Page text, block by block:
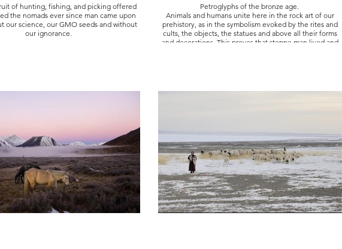
of hunting, fishing, and picking offered
the nomads ever since man came upon
our science, our GMO seeds and without
our ignorance.
固於時間中的狩獵採集者, 2005
呼倫貝爾北部的泰加地區 麋鹿領地
球以來，大自然提供的狩獵、捕魚和採摘
遊牧民族，沒有我們的科學、我們的基因
造種子，也沒有我們的無知。
Petroglyphs of the bronze age.
Animals and humans unite here in the rock art of our
prehistory, as in the symbolism evoked by the rites and
cults, the objects, the statues and above all their forms
and decorations. This proves that steppe man lived and
préhistoire, comme dans la symbolique que nous
évoquent les rites et les cultes, les objets, les statues et
surtout leurs formes et leurs décors, qui prouvent que
l'homme des steppes vivait... et vit encore en harmonie
étroite, autant que par ses actes, avec le monde
terrestre, autant que par l'esprit, avec le monde céleste.
第一本歷史書, 2023
蒙古 東德戈壁 西奧爾宰特 戈壁寫作谷